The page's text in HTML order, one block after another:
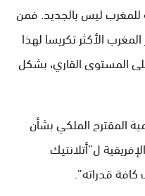
للمغرب ليس بالجديد. فمن
الأكثر تكريسا لهذا
المستوى القاري، بشكل
المقترح الملكي بشأن
ل”أتلانتيك
قدراته”.